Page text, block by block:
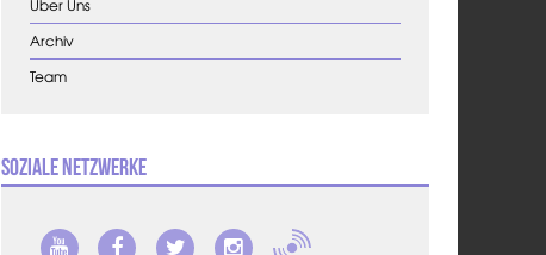
Über Uns
Archiv
Team
Soziale Netzwerke